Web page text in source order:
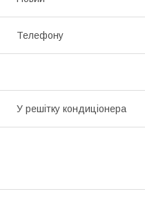
Телефону
У решітку кондиціонера